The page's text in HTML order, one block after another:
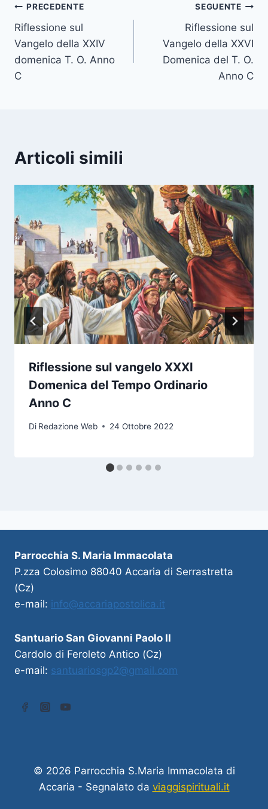
PRECEDENTE
Riflessione sul
Vangelo della XXIV
domenica T. O. Anno
C
SEGUENTE
Riflessione sul
Vangelo della XXVI
Domenica del T. O.
Anno C
Articoli simili
Riflessione sul vangelo XXXI
Domenica del Tempo Ordinario
Anno C
Di Redazione Web 24 Ottobre 2022
Parrocchia S. Maria Immacolata
P.zza Colosimo 88040 Accaria di Serrastretta
(Cz)
e-mail: info@accariapostolica.it
Santuario San Giovanni Paolo II
Cardolo di Feroleto Antico (Cz)
e-mail: santuariosgp2@gmail.com
© 2026 Parrocchia S.Maria Immacolata di
Accaria - Segnalato da viaggispirituali.it